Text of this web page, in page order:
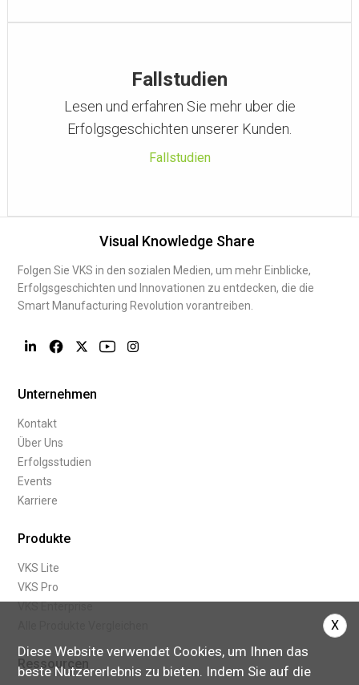
Fallstudien
Lesen und erfahren Sie mehr uber die
Erfolgsgeschichten unserer Kunden.
Fallstudien
Diese Website verwendet Cookies, um Ihnen das
beste Nutzererlebnis zu bieten. Indem Sie auf die
X
Visual Knowledge Share
Folgen Sie VKS in den sozialen Medien, um mehr Einblicke,
Erfolgsgeschichten und Innovationen zu entdecken, die die
Smart Manufacturing Revolution vorantreiben.
Unternehmen
Kontakt
Über Uns
Erfolgsstudien
Events
Karriere
Produkte
VKS Lite
VKS Pro
Ressourcen